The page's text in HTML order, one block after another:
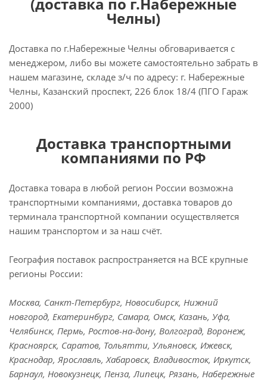
Челны)
Доставка по г.Набережные Челны обговаривается с
менеджером, либо вы можете самостоятельно забрать в
нашем магазине, складе з/ч по адресу: г. Набережные
Челны, Казанский проспект, 226 блок 18/4 (ПГО Гараж
2000)
Доставка транспортными
компаниями по РФ
Доставка товара в любой регион России возможна
транспортными компаниями, доставка товаров до
терминала транспортной компании осуществляется
нашим транспортом и за наш счёт.
География поставок распространяется на ВСЕ крупные
регионы России:
Москва, Санкт-Петербург, Новосибирск, Нижний
новгород, Екатеринбург, Самара, Омск, Казань, Уфа,
Челябинск, Пермь, Ростов-на-дону, Волгоград, Воронеж,
Красноярск, Саратов, Тольятти, Ульяновск, Ижевск,
Краснодар, Ярославль, Хабаровск, Владивосток, Иркутск,
Барнаул, Новокузнецк, Пенза, Липецк, Рязань, Набережные